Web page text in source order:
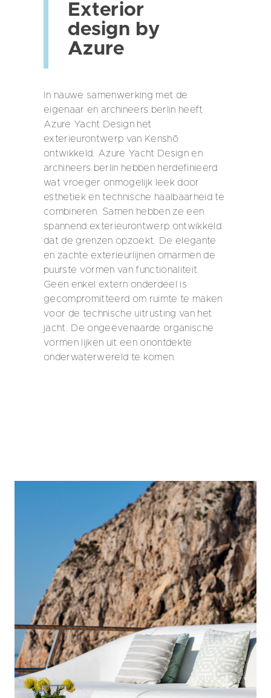
Exterior
design by
Azure
In nauwe samenwerking met de
eigenaar en archineers.berlin heeft
Azure Yacht Design het
exterieurontwerp van Kenshō
ontwikkeld. Azure Yacht Design en
archineers.berlin hebben herdefinieerd
wat vroeger onmogelijk leek door
esthetiek en technische haalbaarheid te
combineren. Samen hebben ze een
spannend exterieurontwerp ontwikkeld
dat de grenzen opzoekt. De elegante
en zachte exterieurlijnen omarmen de
puurste vormen van functionaliteit.
Geen enkel extern onderdeel is
gecompromitteerd om ruimte te maken
voor de technische uitrusting van het
jacht. De ongeëvenaarde organische
vormen lijken uit een onontdekte
onderwaterwereld te komen.